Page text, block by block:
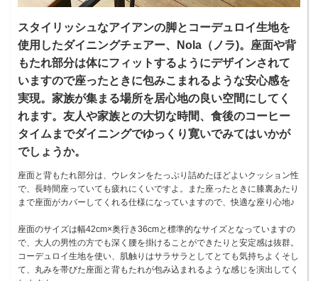
スタイリッシュなアイアンの脚とコーデュロイ生地を
使用したダイニングチェアー、Nola（ノラ)。座面や背
もたれ部分は体にフィットするようにデザインされて
いますので座ったときに包みこまれるような安心感を
実現。家族が集まる場所を居心地の良い空間にしてく
れます。友人や家族との大切な時間、食後のコーヒー
タイムまでダイニングでゆっくり寛いでみてはいかが
でしょうか。
座面と背もたれ部分は、ウレタンをたっぷり詰めたほどよいクッション性
で、長時間座っていても疲れにくいですよ。また座ったときに膝裏あたり
まで座面がカバーしてくれる仕様になっていますので、快適な座り心地♪
座面のサイズは幅42cm×奥行き36cmと標準的なサイズとなっていますの
で、大人の男性の方でも深く腰を掛けることができたりと安定感は抜群。
コーデュロイ生地を使い、肌触りはサラサラとしてとても気持ちよくそし
て、丸みを帯びた座面と背もたれが包み込まれるような感じを演出してく